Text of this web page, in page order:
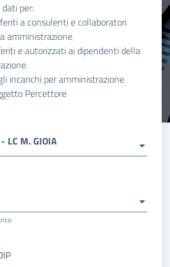
per:
a consulenti e collaboratori
amministrazione
e autorizzati ai dipendenti della
incarichi per amministrazione
Percettore
- LC M. GIOIA